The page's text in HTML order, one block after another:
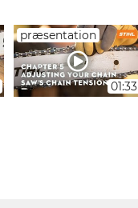
præsentation
01:33